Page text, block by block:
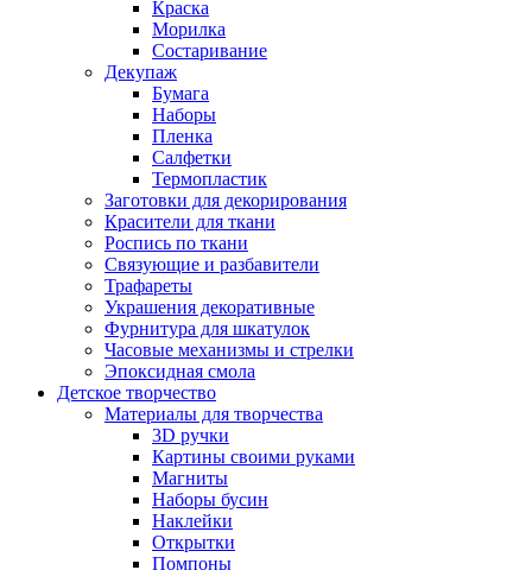
Краска
Морилка
Состаривание
Декупаж
Бумага
Наборы
Пленка
Салфетки
Термопластик
Заготовки для декорирования
Красители для ткани
Роспись по ткани
Связующие и разбавители
Трафареты
Украшения декоративные
Фурнитура для шкатулок
Часовые механизмы и стрелки
Эпоксидная смола
Детское творчество
Материалы для творчества
3D ручки
Картины своими руками
Магниты
Наборы бусин
Наклейки
Открытки
Помпоны